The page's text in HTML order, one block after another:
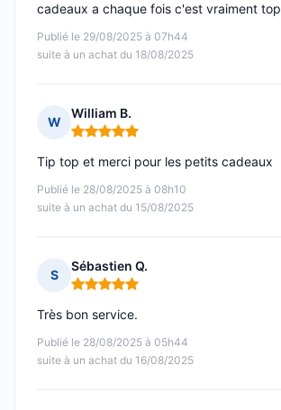
Publié le 29/08/2025 à 07h44
suite à un achat du 18/08/2025
cadeaux a chaque fois c'est vraiment top
W
William B.
Note : 5 sur 5
Publié le 28/08/2025 à 08h10
suite à un achat du 15/08/2025
Tip top et merci pour les petits cadeaux
S
Sébastien Q.
Note : 5 sur 5
Publié le 28/08/2025 à 05h44
suite à un achat du 16/08/2025
Très bon service.